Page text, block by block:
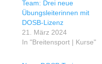
Team: Drei neue
Übungsleiterinnen mit
DOSB-Lizenz
21. März 2024
In "Breitensport | Kurse"